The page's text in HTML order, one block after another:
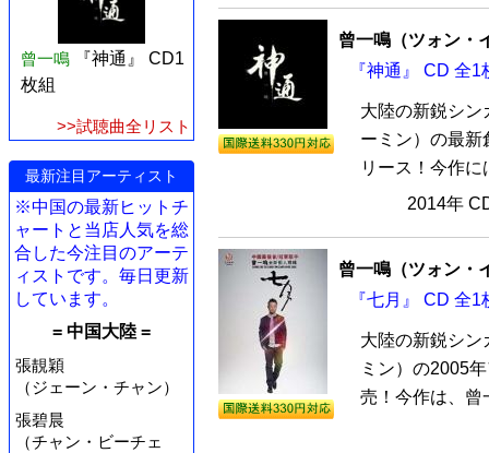
曾一鳴
『神通』 CD1
枚組
>>試聴曲全リスト
最新注目アーティスト
※中国の最新ヒットチ
ャートと当店人気を総
合した今注目のアーテ
ィストです。毎日更新
しています。
= 中国大陸 =
張靚穎
（ジェーン・チャン）
張碧晨
（チャン・ビーチェ
曾一鳴（ツォン・
『神通』 CD 全1
大陸の新鋭シ
ーミン）の最新
リース！今作
2014年
曾一鳴（ツォン・
『七月』 CD 全1
大陸の新鋭シン
ミン）の2005
売！今作は、曾